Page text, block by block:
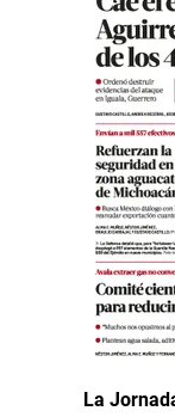
La